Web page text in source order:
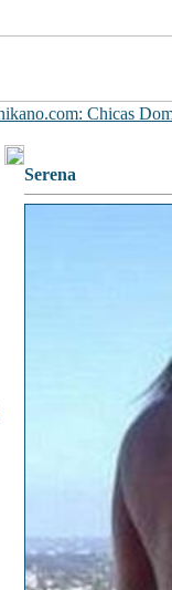
Chicas
Serena